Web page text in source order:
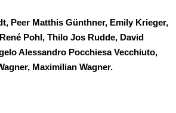
Peer Matthis Günthner, Emily Krieger,
Pohl, Thilo Jos Rudde, David
Alessandro Pocchiesa Vecchiuto,
Maximilian Wagner.